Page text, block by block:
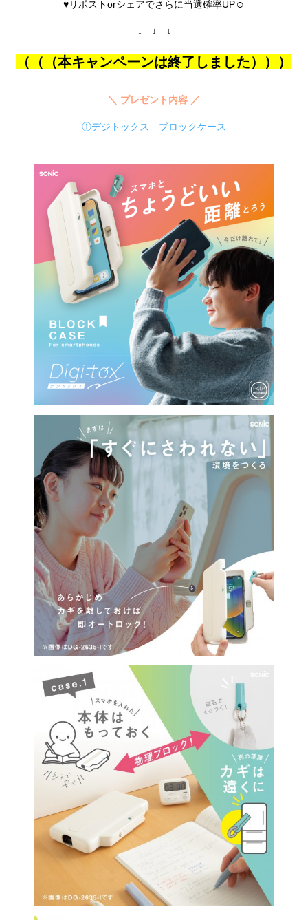
♥リポストorシェアでさらに当選確率UP☺
↓ ↓ ↓
（（（本キャンペーンは終了しました）））
＼ プレゼント内容 ／
①デジトックス ブロックケース